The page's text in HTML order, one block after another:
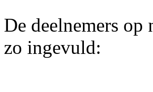
De deelnemers op
zo ingevuld: